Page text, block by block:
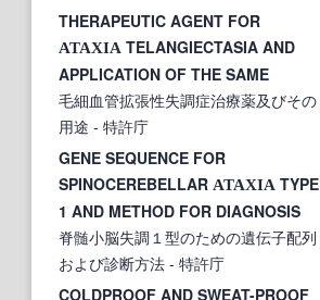
THERAPEUTIC AGENT FOR
ATAXIA TELANGIECTASIA AND
APPLICATION OF THE SAME
毛細血管拡張性失調症治療薬及びその
用途 - 特許庁
GENE SEQUENCE FOR
SPINOCEREBELLAR ATAXIA TYPE
1 AND METHOD FOR DIAGNOSIS
脊髄小脳失調１型のための遺伝子配列
および診断方法 - 特許庁
COLDPROOF AND SWEAT-PROOF